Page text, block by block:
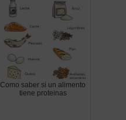
Como saber si un alimento
tiene proteinas